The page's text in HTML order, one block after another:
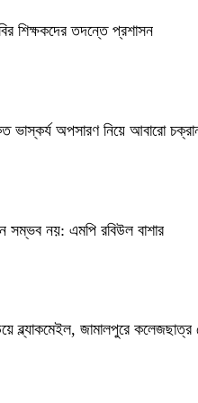
শিক্ষকদের তদন্তে প্রশাসন
ভাস্কর্য অপসারণ নিয়ে আবারো
সম্ভব নয়: এমপি রবিউল বাশার
ব্ল্যাকমেইল, জামালপুরে কলেজছাত্র